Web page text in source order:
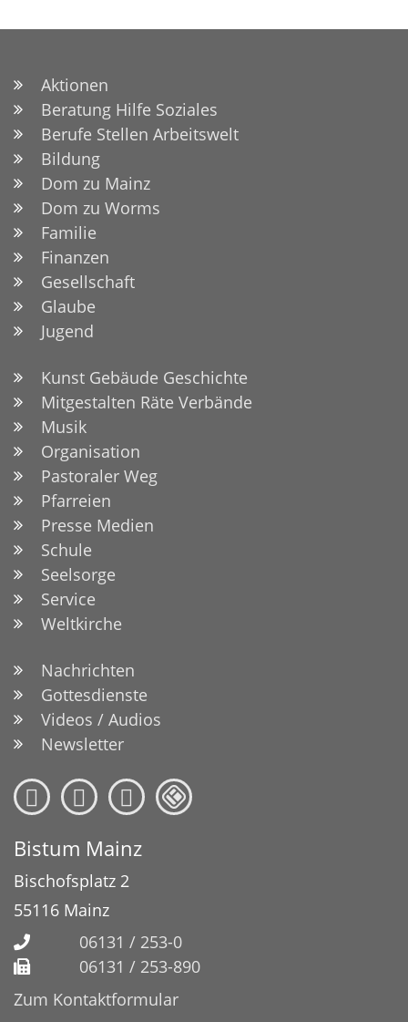
Aktionen
Beratung Hilfe Soziales
Berufe Stellen Arbeitswelt
Bildung
Dom zu Mainz
Dom zu Worms
Familie
Finanzen
Gesellschaft
Glaube
Jugend
Kunst Gebäude Geschichte
Mitgestalten Räte Verbände
Musik
Organisation
Pastoraler Weg
Pfarreien
Presse Medien
Schule
Seelsorge
Service
Weltkirche
Nachrichten
Gottesdienste
Videos / Audios
Newsletter
Bistum Mainz
Bischofsplatz 2
55116 Mainz
06131 / 253-0
06131 / 253-890
Zum Kontaktformular